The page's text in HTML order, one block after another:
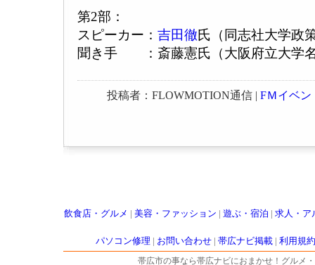
第2部：
スピーカー： 吉田徹氏（同志社大学政
聞き手 ：斎藤憲氏（大阪府立大学
投稿者：FLOWMOTION通信 | FＭイベン
飲食店・グルメ 美容・ファッション 遊ぶ・宿泊 求人・ア
パソコン修理 お問い合わせ| 帯広ナビ掲載| 利用規約
帯広市の事なら帯広ナビにおまかせ！グルメ